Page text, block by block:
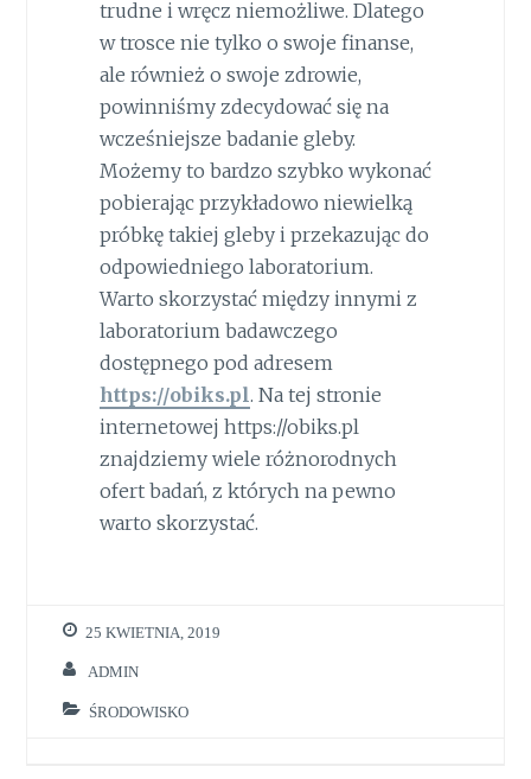
trudne i wręcz niemożliwe. Dlatego
w trosce nie tylko o swoje finanse,
ale również o swoje zdrowie,
powinniśmy zdecydować się na
wcześniejsze badanie gleby.
Możemy to bardzo szybko wykonać
pobierając przykładowo niewielką
próbkę takiej gleby i przekazując do
odpowiedniego laboratorium.
Warto skorzystać między innymi z
laboratorium badawczego
dostępnego pod adresem
https://obiks.pl. Na tej stronie
internetowej https://obiks.pl
znajdziemy wiele różnorodnych
ofert badań, z których na pewno
warto skorzystać.
25 KWIETNIA, 2019
ADMIN
ŚRODOWISKO